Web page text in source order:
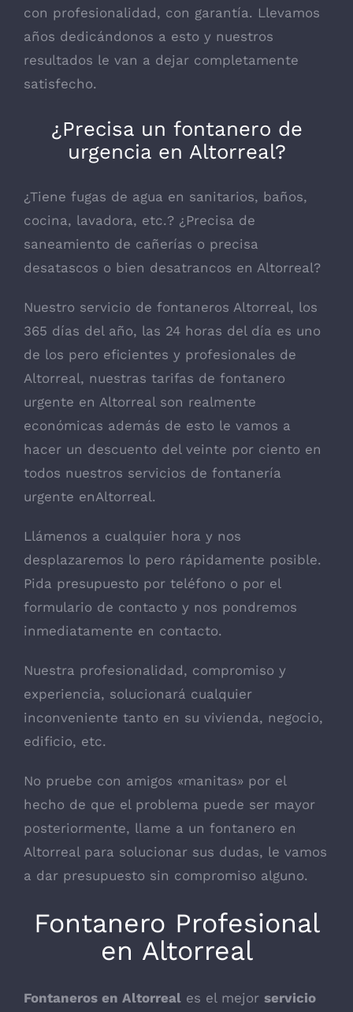
con profesionalidad, con garantía. Llevamos
años dedicándonos a esto y nuestros
resultados le van a dejar completamente
satisfecho.
¿Precisa un fontanero de
urgencia en Altorreal?
¿Tiene fugas de agua en sanitarios, baños,
cocina, lavadora, etc.? ¿Precisa de
saneamiento de cañerías o precisa
desatascos o bien desatrancos en Altorreal?
Nuestro servicio de fontaneros Altorreal, los
365 días del año, las 24 horas del día es uno
de los pero eficientes y profesionales de
Altorreal, nuestras tarifas de fontanero
urgente en Altorreal son realmente
económicas además de esto le vamos a
hacer un descuento del veinte por ciento en
todos nuestros servicios de fontanería
urgente enAltorreal.
Llámenos a cualquier hora y nos
desplazaremos lo pero rápidamente posible.
Pida presupuesto por teléfono o por el
formulario de contacto y nos pondremos
inmediatamente en contacto.
Nuestra profesionalidad, compromiso y
experiencia, solucionará cualquier
inconveniente tanto en su vivienda, negocio,
edificio, etc.
No pruebe con amigos «manitas» por el
hecho de que el problema puede ser mayor
posteriormente, llame a un fontanero en
Altorreal para solucionar sus dudas, le vamos
a dar presupuesto sin compromiso alguno.
Fontanero Profesional
en Altorreal
Fontaneros en Altorreal es el mejor servicio